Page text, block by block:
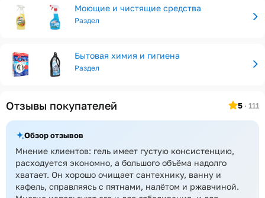
Моющие и чистящие средства
Раздел
Бытовая химия и гигиена
Раздел
Отзывы покупателей 5 · 111
Обзор отзывов
Мнение клиентов: гель имеет густую консистенцию,
расходуется экономно, а большого объёма надолго
хватает. Он хорошо очищает сантехнику, ванну и
кафель, справляясь с пятнами, налётом и ржавчиной.